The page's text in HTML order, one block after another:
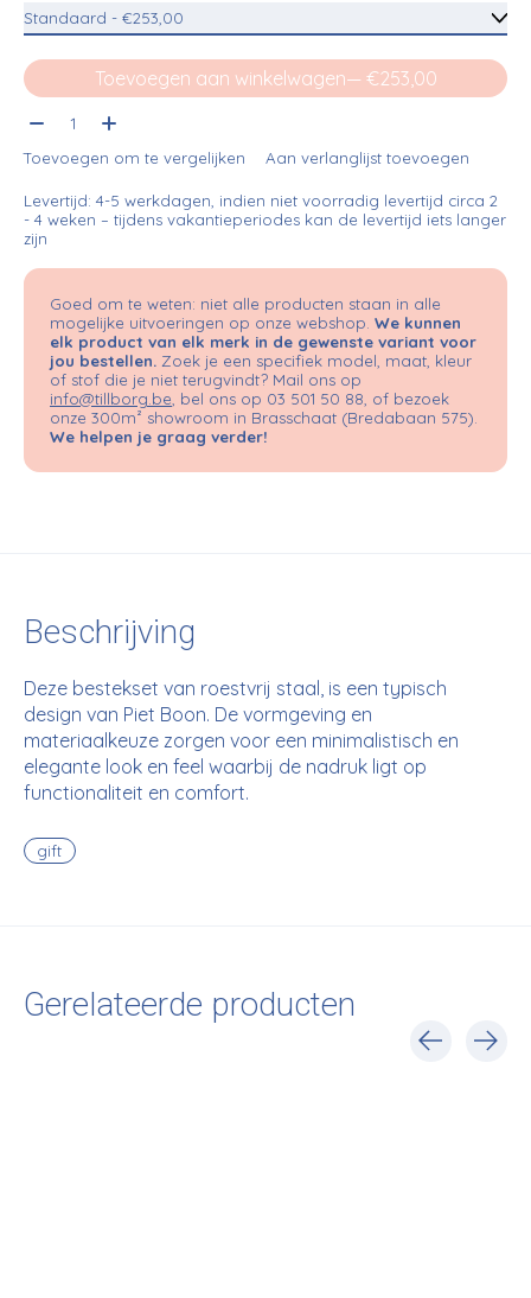
Toevoegen aan winkelwagen
— €253,00
Aantal:
Toevoegen om te vergelijken Aan verlanglijst toevoegen
Levertijd: 4-5 werkdagen, indien niet voorradig levertijd circa 2
- 4 weken – tijdens vakantieperiodes kan de levertijd iets langer
zijn
Goed om te weten: niet alle producten staan in alle
mogelijke uitvoeringen op onze webshop. We kunnen
elk product van elk merk in de gewenste variant voor
jou bestellen. Zoek je een specifiek model, maat, kleur
of stof die je niet terugvindt? Mail ons op
info@tillborg.be , bel ons op 03 501 50 88, of bezoek
onze 300m² showroom in Brasschaat (Bredabaan 575).
We helpen je graag verder!
Beschrijving
Deze bestekset van roestvrij staal, is een typisch
design van Piet Boon. De vormgeving en
materiaalkeuze zorgen voor een minimalistisch en
elegante look en feel waarbij de nadruk ligt op
functionaliteit en comfort.
gift
Gerelateerde producten